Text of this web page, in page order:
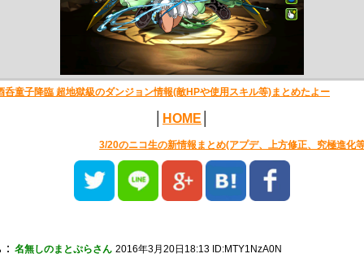
呑童子降臨 超地獄級のダンジョン情報(敵HPや使用スキル等)まとめたよー
HOME
3/20のニコ生の新情報まとめ(アプデ、上方修正、究極進化
： 名無しのまとぷらさん 2016年3月20日18:13 ID:MTY1NzA0N